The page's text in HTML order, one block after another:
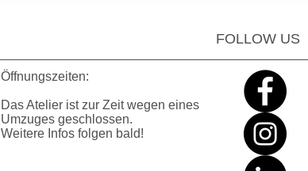
FOLLOW US
Öffnungszeiten:
Das Atelier ist zur Zeit wegen eines
Umzuges geschlossen.
Weitere Infos folgen bald!